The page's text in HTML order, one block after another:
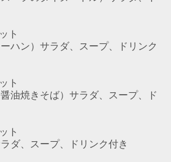
ト
ン）サラダ、スープ、ドリンク
ト
焼きそば）サラダ、スープ、ド
ト
、スープ、ドリンク付き